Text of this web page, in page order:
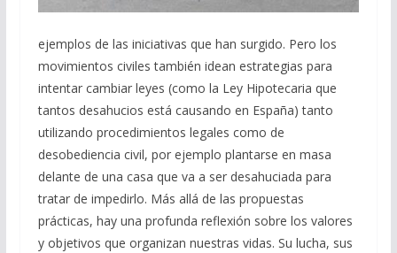
ejemplos de las iniciativas que han surgido. Pero los
movimientos civiles también idean estrategias para
intentar cambiar leyes (como la Ley Hipotecaria que
tantos desahucios está causando en España) tanto
utilizando procedimientos legales como de
desobediencia civil, por ejemplo plantarse en masa
delante de una casa que va a ser desahuciada para
tratar de impedirlo. Más allá de las propuestas
prácticas, hay una profunda reflexión sobre los valores
y objetivos que organizan nuestras vidas. Su lucha, sus